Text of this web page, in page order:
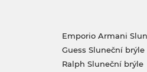
Emporio Armani
Guess Sluneční brýle
Ralph Sluneční brýle